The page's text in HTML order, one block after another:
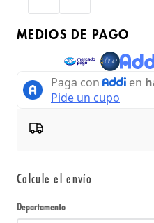
MEDIOS DE PAGO
Calcule el envío
Departamento